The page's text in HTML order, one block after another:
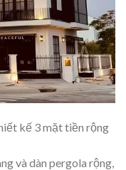
kế 3 mặt tiền rộng
và dàn pergola rộng,